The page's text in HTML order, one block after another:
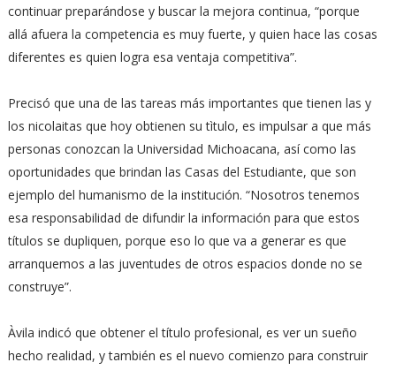
continuar preparándose y buscar la mejora continua, “porque
allá afuera la competencia es muy fuerte, y quien hace las cosas
diferentes es quien logra esa ventaja competitiva”.
Precisó que una de las tareas más importantes que tienen las y
los nicolaitas que hoy obtienen su tìtulo, es impulsar a que más
personas conozcan la Universidad Michoacana, así como las
oportunidades que brindan las Casas del Estudiante, que son
ejemplo del humanismo de la institución. “Nosotros tenemos
esa responsabilidad de difundir la información para que estos
títulos se dupliquen, porque eso lo que va a generar es que
arranquemos a las juventudes de otros espacios donde no se
construye”.
Àvila indicó que obtener el título profesional, es ver un sueño
hecho realidad, y también es el nuevo comienzo para construir